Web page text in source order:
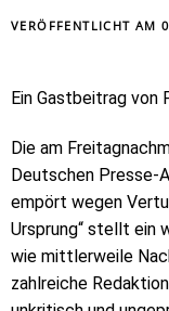
VERÖFFENTLICHT AM
Ein Gastbeitrag von
Die am
Deutschen Presse-
empört wegen
Ursprung“ stellt ein
wie mittlerweile
zahlreiche